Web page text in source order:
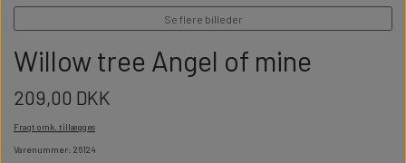
PERSONLIGE LED LAMPER
STUDENT
WILLOW TREE OPHÆNG
HALLOWEEN
BADEVÆRELSET
Se flere billeder
Willow tree Angel of mine
209,00 DKK
Fragt omk. tillægges
Varenummer: 26124